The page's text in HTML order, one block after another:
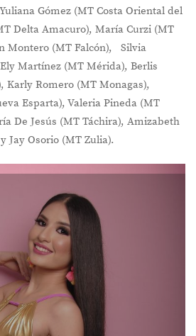
Gómez (MT Costa Oriental del
Delta Amacuro), María Curzi (MT
Montero (MT Falcón), Silvia
Martínez (MT Mérida), Berlis
Karly Romero (MT Monagas),
Esparta), Valeria Pineda (MT
De Jesús (MT Táchira), Amizabeth
Jay Osorio (MT Zulia).